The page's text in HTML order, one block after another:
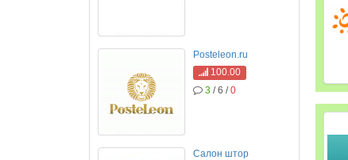
Posteleon.ru
100.00
3 / 6 /0
Салон штор